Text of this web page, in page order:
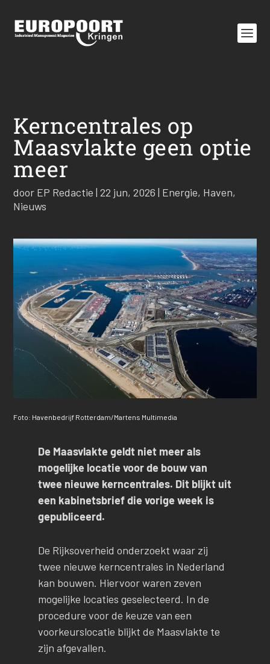
Kerncentrales op
Maasvlakte geen optie
meer
door EP Redactie |22 jun, 2026 | Energie, Haven,
Nieuws
Foto: Havenbedrijf Rotterdam/Martens Multimedia
De Maasvlakte geldt niet meer als
mogelijke locatie voor de bouw van
twee nieuwe kerncentrales. Dit blijkt uit
een kabinetsbrief die vorige week is
gepubliceerd.
De Rijksoverheid onderzoekt waar zij
twee nieuwe kerncentrales in Nederland
kan bouwen. Hiervoor waren zeven
mogelijke locaties geselecteerd. In de
procedure voor de keuze van een
voorkeurslocatie blijkt de Maasvlakte te
zijn afgevallen.